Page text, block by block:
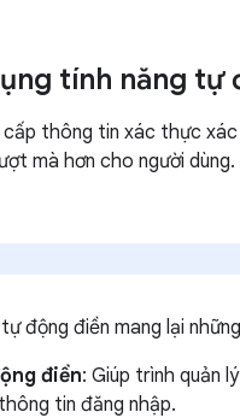
tính năng tự
cấp thông tin xác thực
mà hơn cho người
động điền mang lại
điền: Giúp trình quản
tin đăng nhập.